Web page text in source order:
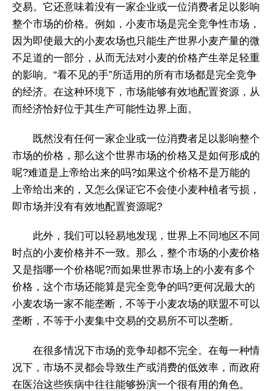
交易。它还意味着没有一家企业或一位消费者足以影响
整个市场的价格。例如，小麦市场是完全竞争性市场，
因为即使最大的小麦农场也只能生产世界小麦产量的微
不足道的一部分，从而无法对小麦的价格产生举足轻重
的影响。“看不见的手”所适用的所有市场都是完全竞争
的经济。在这种环境下，市场能够有效地配置资源，从
而经济恰好位于其生产可能性边界上面。
既然没有任何一家企业或一位消费者足以影响整个
市场的价格，那么这个世界市场的价格又是如何形成的
呢?难道是上帝给出来的吗?如果这个价格不是万能的
上帝给出来的，又怎么保证它不会使小麦种植者亏损，
即市场并没有有效地配置资源呢?
此外，我们可以轻易地发现，世界上不同地区不同
时点的小麦价格并不一致。那么，整个市场的小麦价格
又是指哪一个价格呢?而如果世界市场上的小麦有多个
价格，这个市场还能算是完全竞争的吗?更何况最大的
小麦农场一家不能垄断，不等于小麦农场的联盟不可以
垄断，不等于小麦集中交易的交易所不可以垄断。
在很多情况下市场的竞争却都不完全。在每一种情
况下，市场不灵都会导致生产或消费的低效率，而政府
在医治这些疾病中往往能够扮演一个很有用的角色。